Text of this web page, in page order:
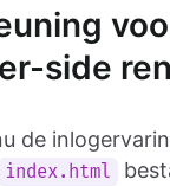
side
de
index.html